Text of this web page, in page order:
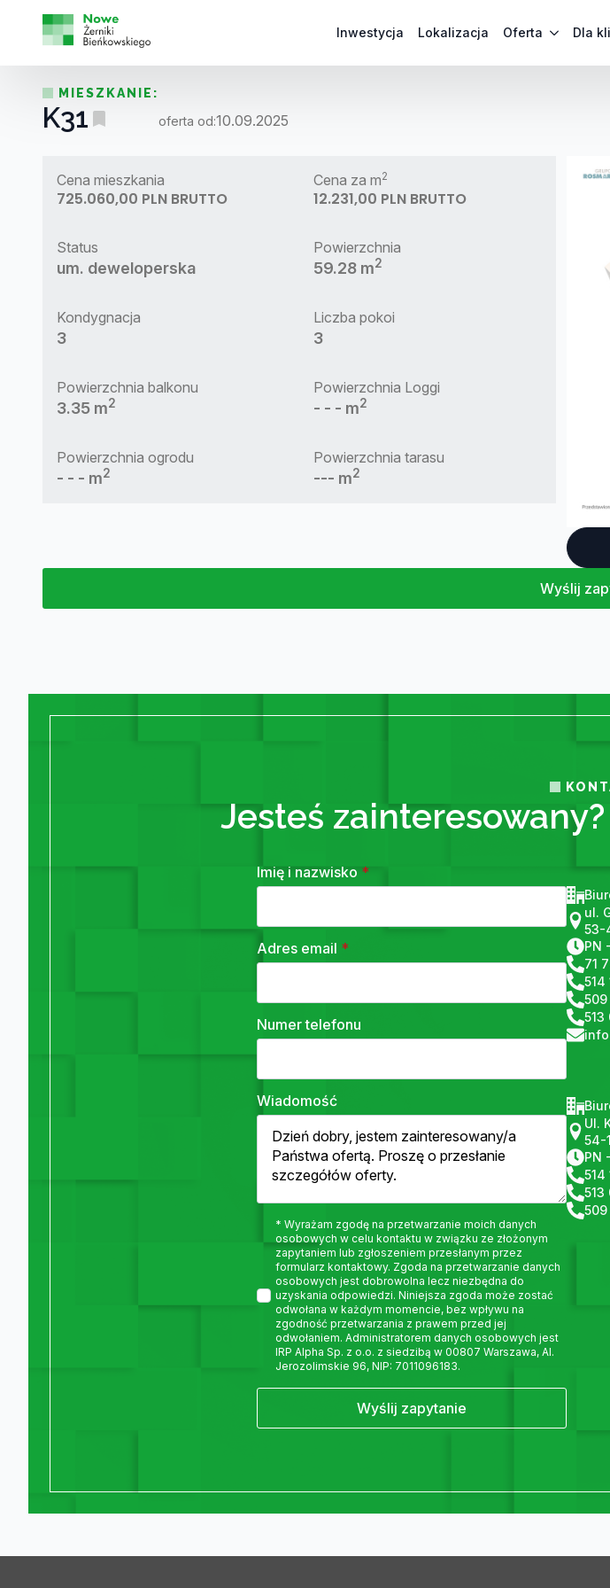
Inwestycja Lokalizacja Oferta Dla
MIESZKANIE:
K31 oferta od:10.09.2025
Cena mieszkania
725.060,00 PLN BRUTTO
Cena za m2
12.231,00 PLN BRUTTO
Status
um. deweloperska
Powierzchnia
59.28 m2
Kondygnacja
3
Liczba pokoi
3
Powierzchnia balkonu
3.35 m2
Powierzchnia Loggi
- - - m2
Powierzchnia ogrodu
- - - m2
Powierzchnia tarasu
--- m2
Wyślij
Jesteś
Imię i nazwisko *
Adres email *
Numer telefonu
Wiadomość
* Wyrażam zgodę na przetwarzanie moich danych
osobowych w celu kontaktu w związku ze złożonym
zapytaniem lub zgłoszeniem przesłanym przez
formularz kontaktowy. Zgoda na przetwarzanie danych
osobowych jest dobrowolna lecz niezbędna do
uzyskania odpowiedzi. Niniejsza zgoda może zostać
odwołana w każdym momencie, bez wpływu na
zgodność przetwarzania z prawem przed jej
odwołaniem. Administratorem danych osobowych jest
IRP Alpha Sp. z o.o. z siedzibą w 00807 Warszawa, Al.
Jerozolimskie 96, NIP: 7011096183.
Wyślij zapytanie
ul.
53-
PN
71
514
509
513
Ul.
54-
PN
514
513
509